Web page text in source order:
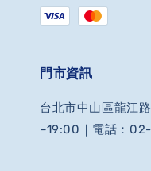
門市資訊
台北市中山區龍江
–19:00｜電話：